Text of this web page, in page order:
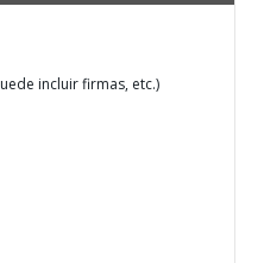
incluir firmas, etc.)